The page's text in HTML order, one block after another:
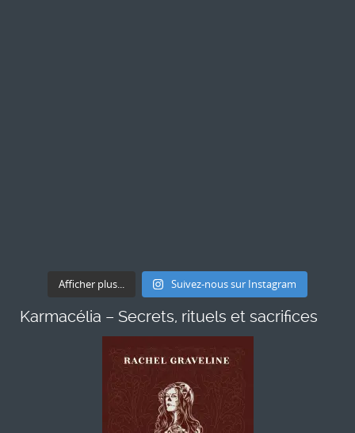
Afficher plus... Suivez-nous sur Instagram
Karmacélia – Secrets, rituels et sacrifices